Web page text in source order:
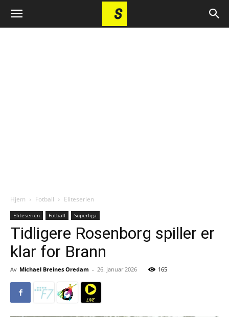
Hjem Fotball Eliteserien
Eliteserien Fotball Superliga
Tidligere Rosenborg spiller er
klar for Brann
Av Michael Breines Oredam - 26. januar 2026 165